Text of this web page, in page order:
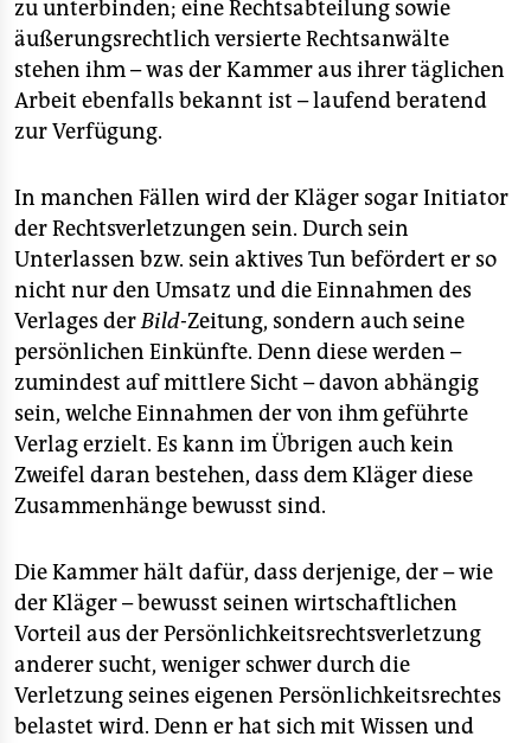
abo
genossenschaft
epaper login
zu unterbinden; eine Rechtsabteilung sowie
äußerungsrechtlich versierte Rechtsanwälte
stehen ihm – was der Kammer aus ihrer täglichen
Arbeit ebenfalls bekannt ist – laufend beratend
zur Verfügung.
In manchen Fällen wird der Kläger sogar Initiator
der Rechtsverletzungen sein. Durch sein
Unterlassen bzw. sein aktives Tun befördert er so
nicht nur den Umsatz und die Einnahmen des
Verlages derBild-Zeitung, sondern auch seine
persönlichen Einkünfte. Denn diese werden –
zumindest auf mittlere Sicht – davon abhängig
sein, welche Einnahmen der von ihm geführte
Verlag erzielt. Es kann im Übrigen auch kein
Zweifel daran bestehen, dass dem Kläger diese
Zusammenhänge bewusst sind.
Die Kammer hält dafür, dass derjenige, der – wie
der Kläger – bewusst seinen wirtschaftlichen
Vorteil aus der Persönlichkeitsrechtsverletzung
anderer sucht, weniger schwer durch die
Verletzung seines eigenen Persönlichkeitsrechtes
belastet wird. Denn er hat sich mit Wissen und